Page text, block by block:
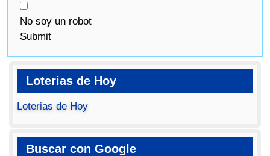
No soy un robot
Submit
Loterias de Hoy
Loterias de Hoy
Buscar con Google